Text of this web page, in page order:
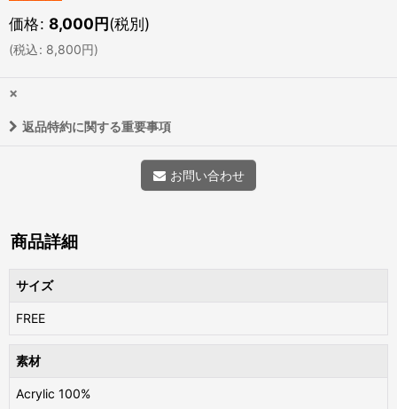
価格: 8,000円(税別)
(税込: 8,800円)
×
返品特約に関する重要事項
お問い合わせ
商品詳細
サイズ
FREE
素材
Acrylic 100%